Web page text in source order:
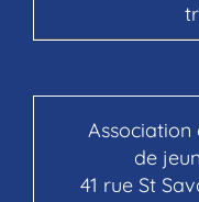
Association
de
41 rue St